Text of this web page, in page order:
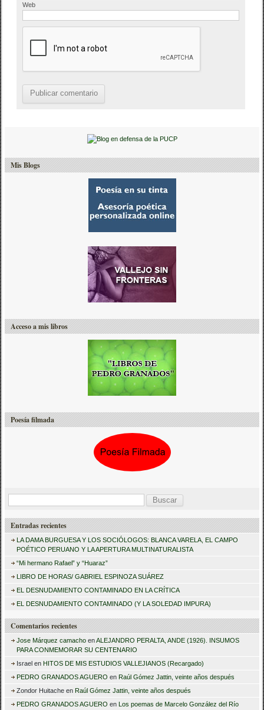
Web
Mis Blogs
Acceso a mis libros
Poesía filmada
s
a
r
Entradas recientes
LA DAMA BURGUESA Y LOS SOCIÓLOGOS: BLANCA VARELA, EL CAMPO
POÉTICO PERUANO Y LA APERTURA MULTINATURALISTA
“Mi hermano Rafael” y “Huaraz”
LIBRO DE HORAS/ GABRIEL ESPINOZA SUÁREZ
EL DESNUDAMIENTO CONTAMINADO EN LA CRÍTICA
EL DESNUDAMIENTO CONTAMINADO (Y LA SOLEDAD IMPURA)
Comentarios recientes
Jose Márquez camacho enALEJANDRO PERALTA, ANDE (1926). INSUMOS
PARA CONMEMORAR SU CENTENARIO
Israel en HITOS DE MIS ESTUDIOS VALLEJIANOS (Recargado)
PEDRO GRANADOS AGUERO en Raúl Gómez Jattin, veinte años después
Zondor Huitache en Raúl Gómez Jattin, veinte años después
PEDRO GRANADOS AGUERO en Los poemas de Marcelo González del Río